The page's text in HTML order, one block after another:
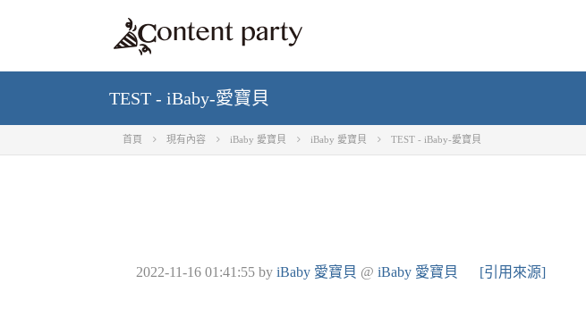
TEST - iBaby-愛寶貝
首頁 現有內容 iBaby 愛寶貝 iBaby 愛寶貝 TEST - iBaby-愛寶貝
2022-11-16 01:41:55 by iBaby 愛寶貝 @ iBaby 愛寶貝 [引用來源]